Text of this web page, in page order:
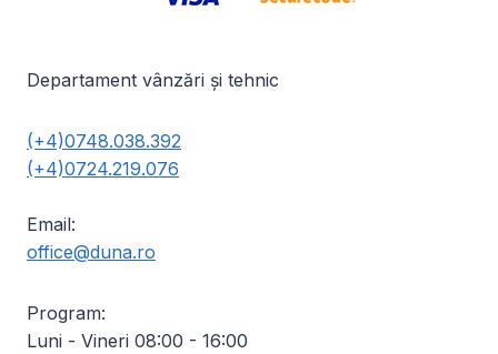
Departament vânzări și tehnic
(+4)0748.038.392
(+4)0724.219.076
Email:
office@duna.ro
Program:
Luni - Vineri 08:00 - 16:00